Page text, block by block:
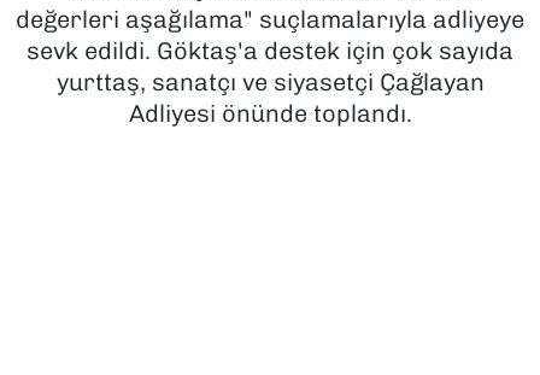
değerleri aşağılama" suçlamalarıyla adliyeye
sevk edildi. Göktaş'a destek için çok sayıda
yurttaş, sanatçı ve siyasetçi Çağlayan
Adliyesi önünde toplandı.
POLİTİKA
SAĞLIK